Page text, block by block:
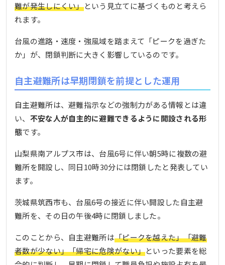
難が発生しにくい」という見立てに基づくものと考えら
れます。
台風の進路・速度・強風域を踏まえて「ピークを過ぎた
か」が、閉鎖判断に大きく影響しているのです。
自主避難所は早期閉鎖を前提とした運用
自主避難所は、避難指示などの強制力がある情報とは違
い、 不安な人が自主的に避難できるように開設される形
態です。
山梨県南アルプス市は、台風6号に伴い朝5時に複数の避
難所を開設し、同日10時30分には閉鎖したと発表してい
ます。
茨城県筑西市も、台風6号の接近に伴い開設した自主避
難所を、その日の午後4時に閉鎖しました。
このことから、自主避難所は「ピークを越えた」「避難
者数が少ない」「帰宅に危険がない」といった要素を総